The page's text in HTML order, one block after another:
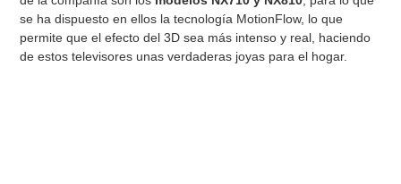
se ha dispuesto en ellos la tecnología MotionFlow, lo que
permite que el efecto del 3D sea más intenso y real, haciendo
de estos televisores unas verdaderas joyas para el hogar.